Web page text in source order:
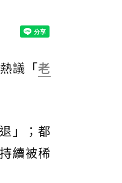
議「老
」；都
續被稀